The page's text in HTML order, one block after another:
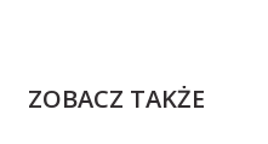
ZOBACZ TAKŻE